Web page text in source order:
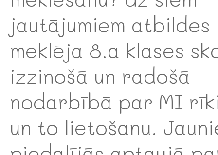
jautājumiem atbildes
meklēja 8.a klases
izzinošā un radošā
nodarbībā par MI
un to lietošanu.